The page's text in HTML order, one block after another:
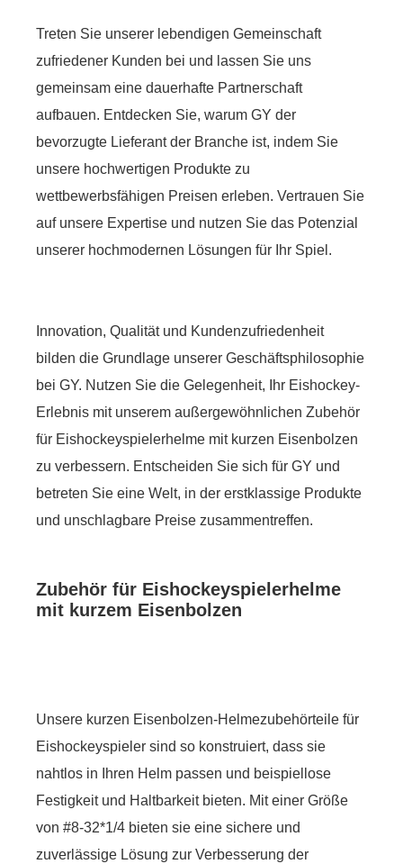
Treten Sie unserer lebendigen Gemeinschaft
zufriedener Kunden bei und lassen Sie uns
gemeinsam eine dauerhafte Partnerschaft
aufbauen. Entdecken Sie, warum GY der
bevorzugte Lieferant der Branche ist, indem Sie
unsere hochwertigen Produkte zu
wettbewerbsfähigen Preisen erleben. Vertrauen Sie
auf unsere Expertise und nutzen Sie das Potenzial
unserer hochmodernen Lösungen für Ihr Spiel.
Innovation, Qualität und Kundenzufriedenheit
bilden die Grundlage unserer Geschäftsphilosophie
bei GY. Nutzen Sie die Gelegenheit, Ihr Eishockey-
Erlebnis mit unserem außergewöhnlichen Zubehör
für Eishockeyspielerhelme mit kurzen Eisenbolzen
zu verbessern. Entscheiden Sie sich für GY und
betreten Sie eine Welt, in der erstklassige Produkte
und unschlagbare Preise zusammentreffen.
Zubehör für Eishockeyspielerhelme
mit kurzem Eisenbolzen
Unsere kurzen Eisenbolzen-Helmezubehörteile für
Eishockeyspieler sind so konstruiert, dass sie
nahtlos in Ihren Helm passen und beispiellose
Festigkeit und Haltbarkeit bieten. Mit einer Größe
von #8-32*1/4 bieten sie eine sichere und
zuverlässige Lösung zur Verbesserung der